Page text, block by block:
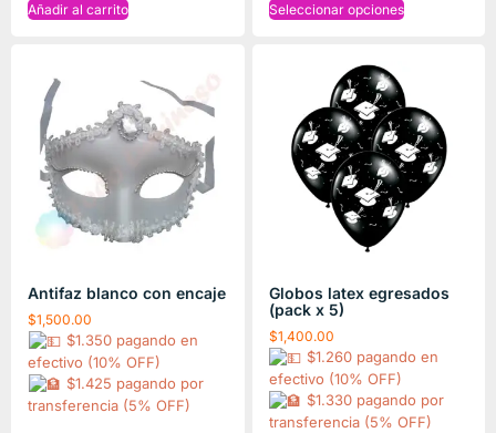
Añadir al carrito Seleccionar opciones
Antifaz blanco con encaje
$1,500.00
$1.350 pagando en
efectivo (10% OFF)
$1.425 pagando por
transferencia (5% OFF)
Globos latex egresados
(pack x 5)
$1,400.00
$1.260 pagando en
efectivo (10% OFF)
$1.330 pagando por
transferencia (5% OFF)